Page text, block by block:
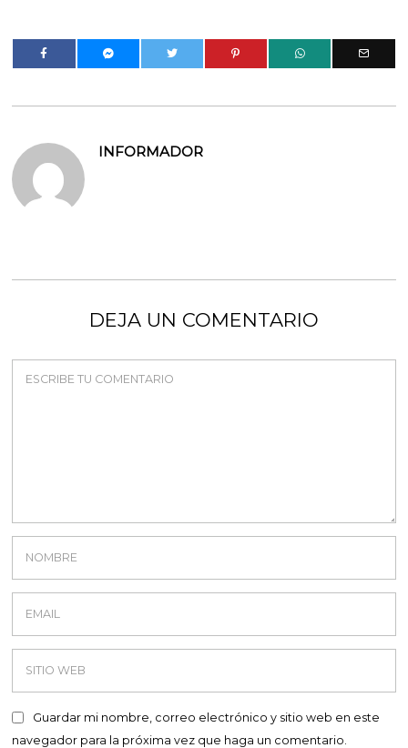
INFORMADOR
DEJA UN COMENTARIO
Guardar mi nombre, correo electrónico y sitio web en este
navegador para la próxima vez que haga un comentario.